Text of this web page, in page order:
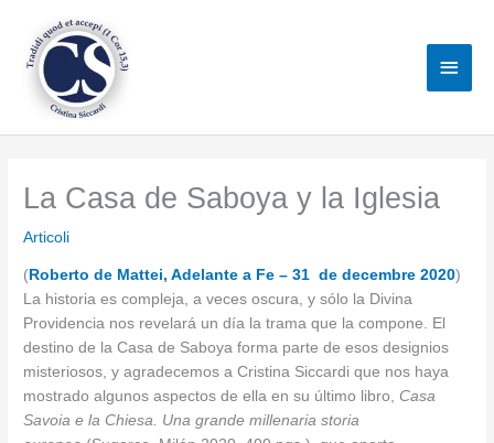
contenuto
La Casa de Saboya y la Iglesia
Articoli
( Roberto de Mattei, Adelante a Fe – 31 de decembre 2020)
La historia es compleja, a veces oscura, y sólo la Divina
Providencia nos revelará un día la trama que la compone. El
destino de la Casa de Saboya forma parte de esos designios
misteriosos, y agradecemos a Cristina Siccardi que nos haya
mostrado algunos aspectos de ella en su último libro, Casa
Savoia e la Chiesa. Una grande millenaria storia